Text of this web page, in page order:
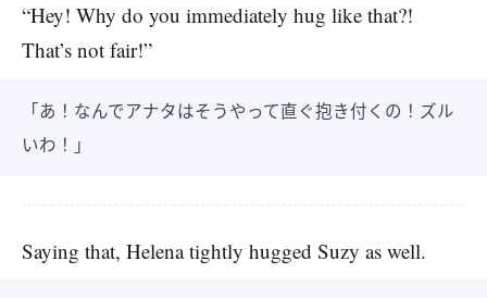
“Hey! Why do you immediately hug like that?!
That’s not fair!”
「あ！なんでアナタはそうやって直ぐ抱き付くの！ズル
いわ！」
Saying that, Helena tightly hugged Suzy as well.